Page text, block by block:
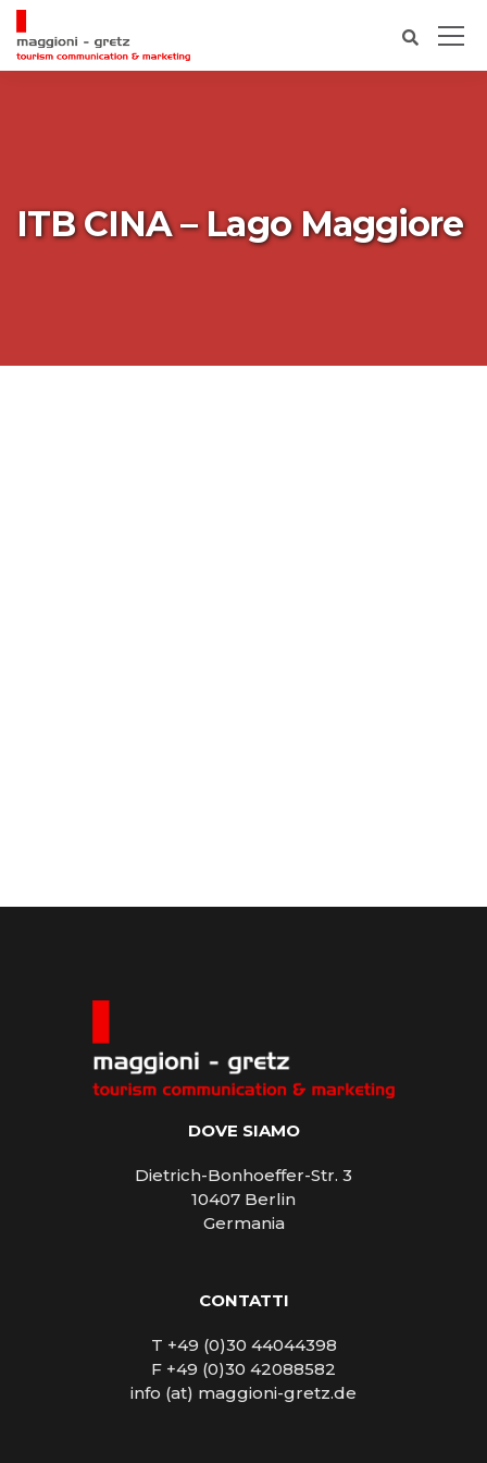
ITB CINA – Lago Maggiore
DOVE SIAMO
Dietrich-Bonhoeffer-Str. 3
10407 Berlin
Germania
CONTATTI
T +49 (0)30 44044398
F +49 (0)30 42088582
info (at) maggioni-gretz.de